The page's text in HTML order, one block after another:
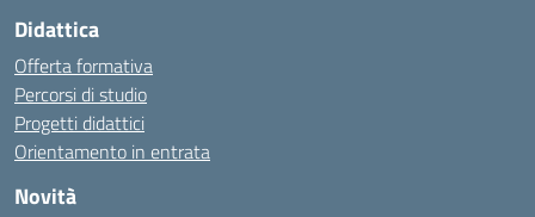
Didattica
Offerta formativa
Percorsi di studio
Progetti didattici
Orientamento in entrata
Novità